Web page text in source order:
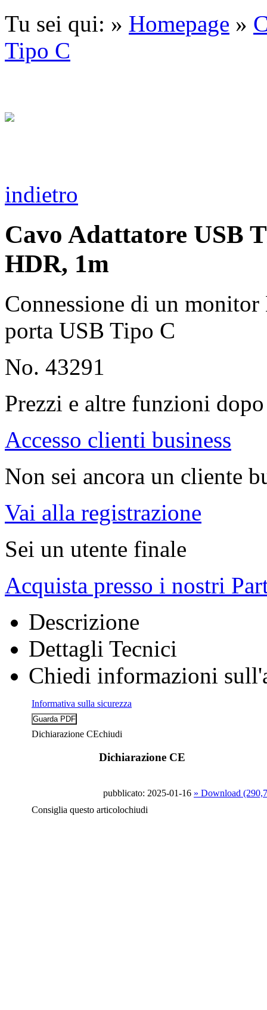
Tu sei qui: » Homepage »
Tipo C
indietro
Cavo Adattatore USB
HDR, 1m
Connessione di un
porta USB Tipo C
No. 43291
Prezzi e altre funzioni
Accesso clienti business
Non sei ancora un cliente
Vai alla registrazione
Sei un utente finale
Acquista presso i nostri
Descrizione
Dettagli Tecnici
Chiedi informazioni
Informativa sulla sicurezza
Dichiarazione CEchiudi
Dichiarazione CE
pubblicato: 2025-01-16 » Download
Consiglia questo articolochiudi